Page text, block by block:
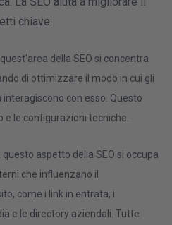
chiave:
della SEO si concentra
di ottimizzare il modo in cui gli
con esso. Questo
e le configurazioni tecniche.
aspetto della SEO si occupa
che influenzano il
come i link in entrata, i
e le directory aziendali. Tutte